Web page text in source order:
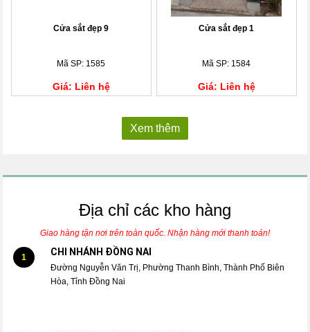
Cửa sắt đẹp 9
Mã SP: 1585
Giá: Liên hệ
Cửa sắt đẹp 1
Mã SP: 1584
Giá: Liên hệ
Xem thêm
Địa chỉ các kho hàng
Giao hàng tận nơi trên toàn quốc. Nhận hàng mới thanh toán!
1 CHI NHÁNH ĐỒNG NAI
Đường Nguyễn Văn Trị, Phường Thanh Bình, Thành Phố Biên
Hòa, Tỉnh Đồng Nai